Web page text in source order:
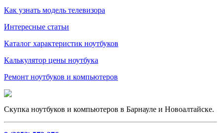
Как узнать модель телевизора
Интересные статьи
Каталог характеристик ноутбуков
Калькулятор цены ноутбука
Ремонт ноутбуков и компьютеров
Скупка ноутбуков и компьютеров в Барнауле и Новоалтайске.